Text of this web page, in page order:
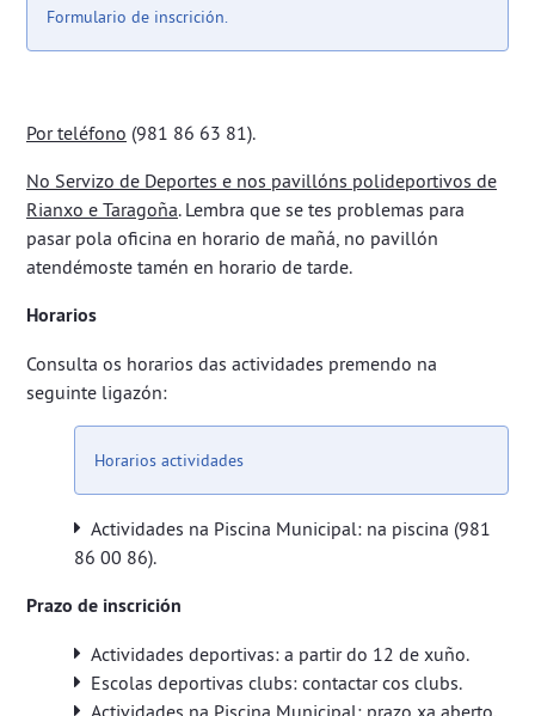
Formulario de inscrición.
Por teléfono (981 86 63 81).
No Servizo de Deportes e nos pavillóns polideportivos de
Rianxo e Taragoña. Lembra que se tes problemas para
pasar pola oficina en horario de mañá, no pavillón
atendémoste tamén en horario de tarde.
Horarios
Consulta os horarios das actividades premendo na
seguinte ligazón:
Horarios actividades
Actividades na Piscina Municipal: na piscina (981
86 00 86).​​​​​​​
Prazo de inscrición
Actividades deportivas: a partir do 12 de xuño.
Escolas deportivas clubs: contactar cos clubs.
Actividades na Piscina Municipal: prazo xa aberto.